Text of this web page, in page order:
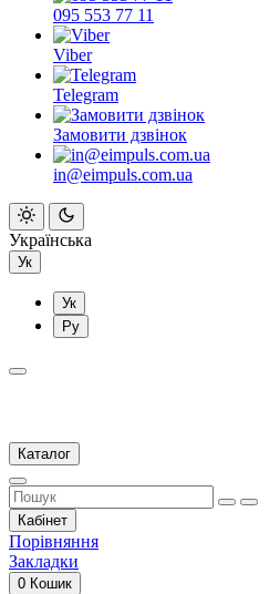
095 553 77 11
Viber
Telegram
Замовити дзвінок
in@eimpuls.com.ua
Українська
Ук
Ук
Ру
Каталог
Кабінет
Порівняння
Закладки
0 Кошик